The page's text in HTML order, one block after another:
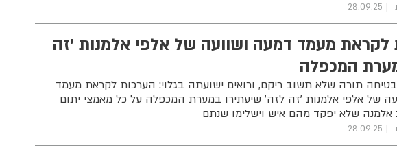
28.09.25
לקראת מעמד דמעה ושוועה של אלפי אלמנות 'זה
המכפלה
תורה שלא תשוב ריקם, ורואים ישועתה בגלוי: הערכות לקראת מעמד
של אלפי אלמנות 'זה לזה' שיעתירו במערת המכפלה על כל מאמצי יתום
אלמנה שלא יפקד מהם איש וישלימו שנתם
28.09.25